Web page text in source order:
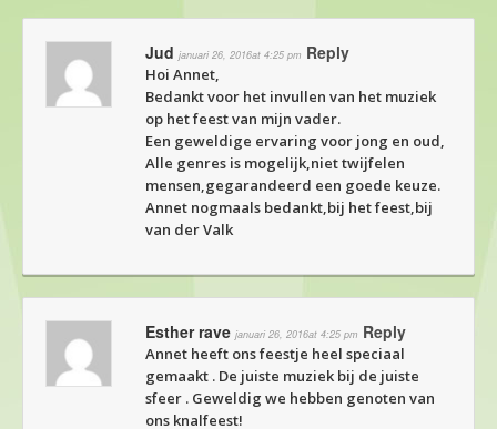
Jud januari 26, 2016at 4:25 pm Reply
Hoi Annet,
Bedankt voor het invullen van het muziek
op het feest van mijn vader.
Een geweldige ervaring voor jong en oud,
Alle genres is mogelijk,niet twijfelen
mensen,gegarandeerd een goede keuze.
Annet nogmaals bedankt,bij het feest,bij
van der Valk
Esther rave januari 26, 2016at 4:25 pm Reply
Annet heeft ons feestje heel speciaal
gemaakt . De juiste muziek bij de juiste
sfeer . Geweldig we hebben genoten van
ons knalfeest!